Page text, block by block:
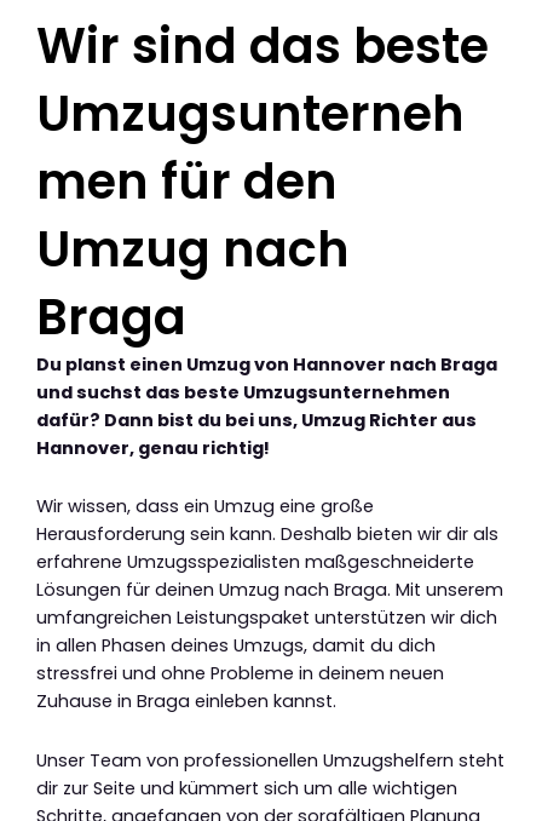
Wir sind das beste
Umzugsunterneh
men für den
Umzug nach
Braga
Du planst einen Umzug von Hannover nach Braga
und suchst das beste Umzugsunternehmen
dafür? Dann bist du bei uns, Umzug Richter aus
Hannover, genau richtig!
Wir wissen, dass ein Umzug eine große
Herausforderung sein kann. Deshalb bieten wir dir als
erfahrene Umzugsspezialisten maßgeschneiderte
Lösungen für deinen Umzug nach Braga. Mit unserem
umfangreichen Leistungspaket unterstützen wir dich
in allen Phasen deines Umzugs, damit du dich
stressfrei und ohne Probleme in deinem neuen
Zuhause in Braga einleben kannst.
Unser Team von professionellen Umzugshelfern steht
dir zur Seite und kümmert sich um alle wichtigen